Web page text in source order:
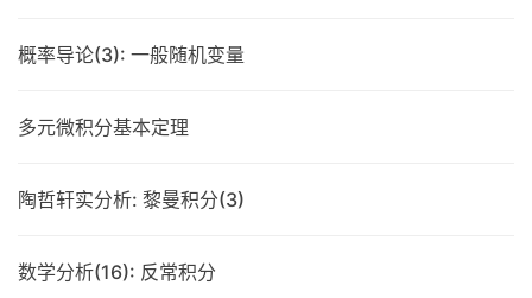
概率导论(3): 一般随机变量
多元微积分基本定理
陶哲轩实分析: 黎曼积分(3)
数学分析(16): 反常积分